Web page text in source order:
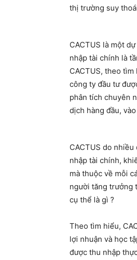
thị trường suy
CACTUS là một
nhập tài chính là
CACTUS, theo
công ty đầu tư
phân tích chuyên
dịch hàng đầu,
CACTUS do
nhập tài chính,
mà thuộc về mỗi
người tăng trưởng
cụ thể là gì ?
Theo tìm hiểu,
lợi nhuận và học
được thu nhập